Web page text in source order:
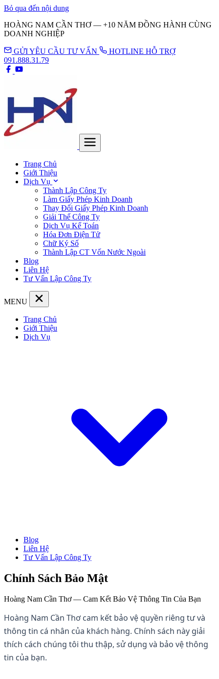
Bỏ qua đến nội dung
HOÀNG NAM CẦN THƠ — +10 NĂM ĐỒNG HÀNH CÙNG
DOANH NGHIỆP
GỬI YÊU CẦU TƯ VẤN
HOTLINE HỖ TRỢ
091.888.31.79
Trang Chủ
Giới Thiệu
Dịch Vụ
Thành Lập Công Ty
Làm Giấy Phép Kinh Doanh
Thay Đổi Giấy Phép Kinh Doanh
Giải Thể Công Ty
Dịch Vụ Kế Toán
Hóa Đơn Điện Tử
Chữ Ký Số
Thành Lập CT Vốn Nước Ngoài
Blog
Liên Hệ
Tư Vấn Lập Công Ty
MENU
Trang Chủ
Giới Thiệu
Dịch Vụ
Thành Lập Công Ty
Làm Giấy Phép Kinh Doanh
Giải Thể Công Ty
Dịch Vụ Kế Toán
Chữ Ký Số
Blog
Liên Hệ
Tư Vấn Lập Công Ty
Chính Sách Bảo Mật
Hoàng Nam Cần Thơ — Cam Kết Bảo Vệ Thông Tin Của Bạn
Hoàng Nam Cần Thơ cam kết bảo vệ quyền riêng tư và
thông tin cá nhân của khách hàng. Chính sách này giải
thích cách chúng tôi thu thập, sử dụng và bảo vệ thông
tin của bạn.